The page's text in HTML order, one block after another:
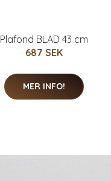
Plafond BLAD 43 cm
687 SEK
MER INFO!